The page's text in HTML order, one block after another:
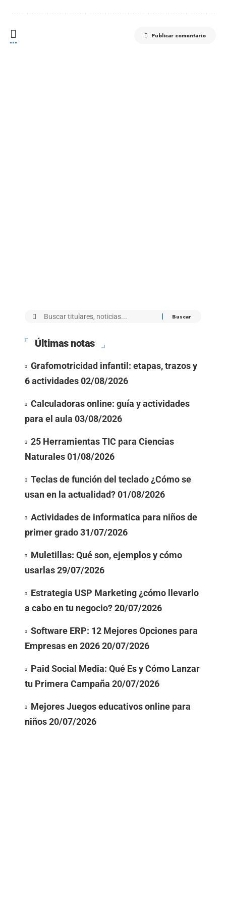
Publicar comentario
Últimas notas
Grafomotricidad infantil: etapas, trazos y
6 actividades02/08/2026
Calculadoras online: guía y actividades
para el aula 03/08/2026
25 Herramientas TIC para Ciencias
Naturales01/08/2026
Teclas de función del teclado ¿Cómo se
usan en la actualidad?01/08/2026
Actividades de informatica para niños de
primer grado31/07/2026
Muletillas: Qué son, ejemplos y cómo
usarlas29/07/2026
Estrategia USP Marketing ¿cómo llevarlo
a cabo en tu negocio?20/07/2026
Software ERP: 12 Mejores Opciones para
Empresas en 202620/07/2026
Paid Social Media: Qué Es y Cómo Lanzar
tu Primera Campaña 20/07/2026
Mejores Juegos educativos online para
niños20/07/2026